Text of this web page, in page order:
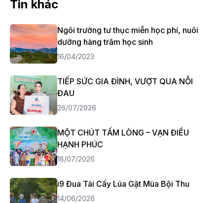
Tin khác
Ngôi trường tư thục miễn học phí, nuôi
dưỡng hàng trăm học sinh
16/04/2023
TIẾP SỨC GIA ĐÌNH, VƯỢT QUA NỖI
ĐAU
26/07/2026
MỘT CHÚT TẤM LÒNG – VẠN ĐIỀU
HẠNH PHÚC
18/07/2026
i9 Đua Tài Cấy Lúa Gặt Mùa Bội Thu
14/06/2026